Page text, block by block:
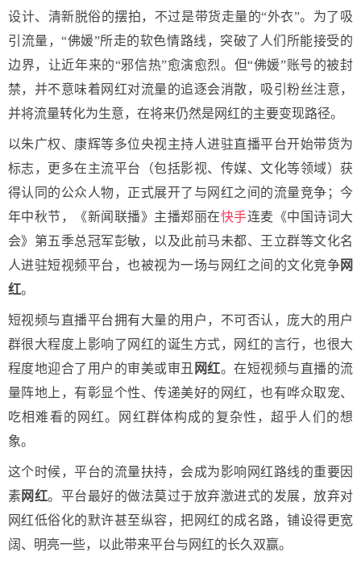
设计、清新脱俗的摆拍，不过是带货走量的“外衣”。为了吸
引流量，“佛媛”所走的软色情路线，突破了人们所能接受的
边界，让近年来的“邪信热”愈演愈烈。但“佛媛”账号的被封
禁，并不意味着网红对流量的追逐会消散，吸引粉丝注意，
并将流量转化为生意，在将来仍然是网红的主要变现路径。
以朱广权、康辉等多位央视主持人进驻直播平台开始带货为
标志，更多在主流平台（包括影视、传媒、文化等领域）获
得认同的公众人物，正式展开了与网红之间的流量竞争；今
年中秋节，《新闻联播》主播郑丽在快手连麦《中国诗词大
会》第五季总冠军彭敏，以及此前马未都、王立群等文化名
人进驻短视频平台，也被视为一场与网红之间的文化竞争网
红。
短视频与直播平台拥有大量的用户，不可否认，庞大的用户
群很大程度上影响了网红的诞生方式，网红的言行，也很大
程度地迎合了用户的审美或审丑 网红。在短视频与直播的流
量阵地上，有彰显个性、传递美好的网红，也有哗众取宠、
吃相难看的网红。网红群体构成的复杂性，超乎人们的想
象。
这个时候，平台的流量扶持，会成为影响网红路线的重要因
素网红。平台最好的做法莫过于放弃激进式的发展，放弃对
网红低俗化的默许甚至纵容，把网红的成名路，铺设得更宽
阔、明亮一些，以此带来平台与网红的长久双赢。